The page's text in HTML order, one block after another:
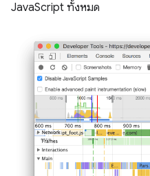
JavaScript ทั้งหมด